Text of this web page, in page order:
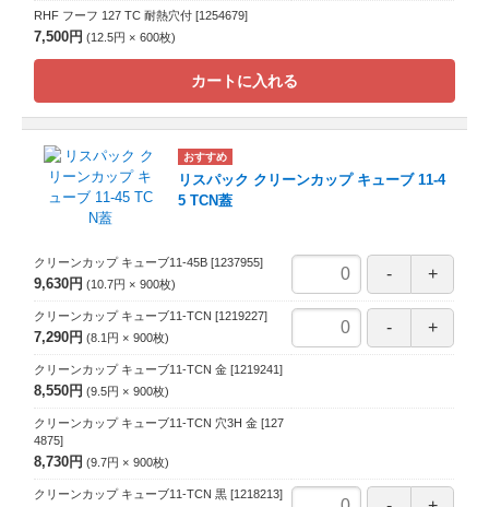
RHF フーフ 127 TC 耐熱穴付 [1254679]
7,500円 12.5円 600枚
カートに入れる
リスパック クリーンカップ キューブ 11-4
5 TCN蓋
クリーンカップ キューブ11-45B [1237955]
9,630円 10.7円 900枚
クリーンカップ キューブ11-TCN [1219227]
7,290円 8.1円 900枚
クリーンカップ キューブ11-TCN 金 [1219241]
8,550円 9.5円 900枚
クリーンカップ キューブ11-TCN 穴3H 金 [127
4875]
8,730円 9.7円 900枚
クリーンカップ キューブ11-TCN 黒 [1218213]